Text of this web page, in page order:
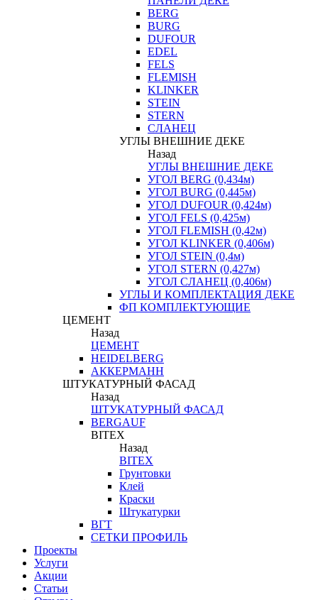
BERG
BURG
DUFOUR
EDEL
FELS
FLEMISH
KLINKER
STEIN
STERN
СЛАНЕЦ
УГЛЫ ВНЕШНИЕ ДЕКЕ
Назад
УГЛЫ ВНЕШНИЕ ДЕКЕ
УГОЛ BERG (0,434м)
УГОЛ BURG (0,445м)
УГОЛ DUFOUR (0,424м)
УГОЛ FELS (0,425м)
УГОЛ FLEMISH (0,42м)
УГОЛ KLINKER (0,406м)
УГОЛ STEIN (0,4м)
УГОЛ STERN (0,427м)
УГОЛ СЛАНЕЦ (0,406м)
УГЛЫ И КОМПЛЕКТАЦИЯ ДЕКЕ
ФП КОМПЛЕКТУЮЩИЕ
ЦЕМЕНТ
Назад
ЦЕМЕНТ
HEIDELBERG
АККЕРМАНН
ШТУКАТУРНЫЙ ФАСАД
Назад
ШТУКАТУРНЫЙ ФАСАД
BERGAUF
BITEX
Назад
BITEX
Грунтовки
Клей
Краски
Штукатурки
ВГТ
СЕТКИ ПРОФИЛЬ
Проекты
Услуги
Акции
Статьи